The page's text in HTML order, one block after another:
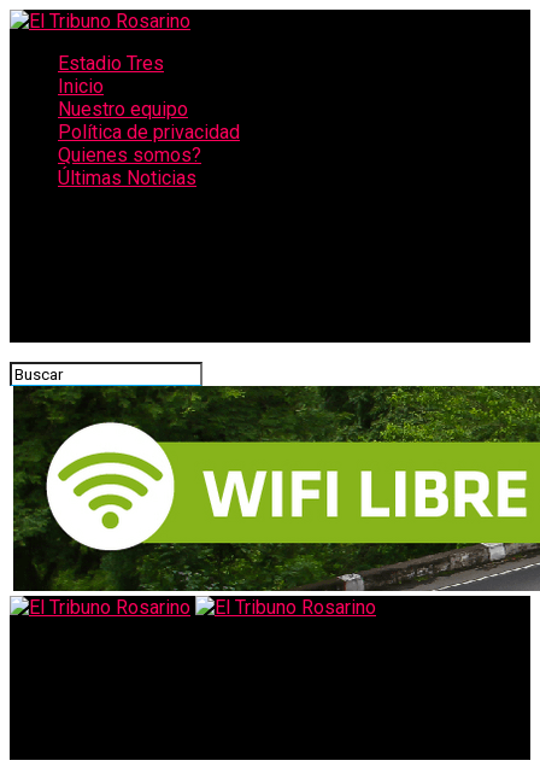
Estadio Tres
Inicio
Nuestro equipo
Política de privacidad
Quienes somos?
Últimas Noticias